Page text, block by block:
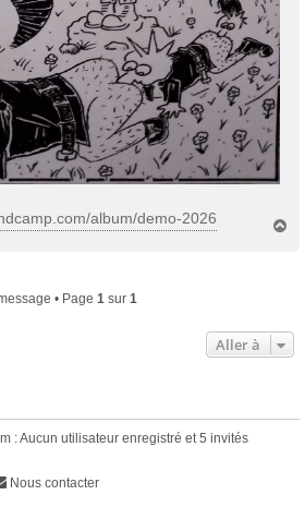
album/demo-2026
• Page 1 sur 1
Aller à
: Aucun utilisateur enregistré et 5 invités
Nous contacter